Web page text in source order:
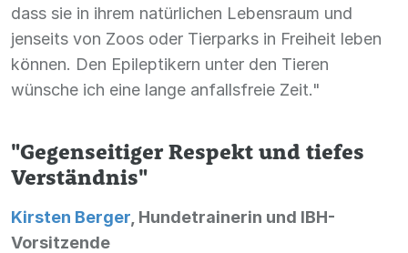
dass sie in ihrem natürlichen Lebensraum und
jenseits von Zoos oder Tierparks in Freiheit leben
können. Den Epileptikern unter den Tieren
wünsche ich eine lange anfallsfreie Zeit."
"Gegenseitiger Respekt und tiefes
Verständnis"
Kirsten Berger , Hundetrainerin und IBH-
Vorsitzende